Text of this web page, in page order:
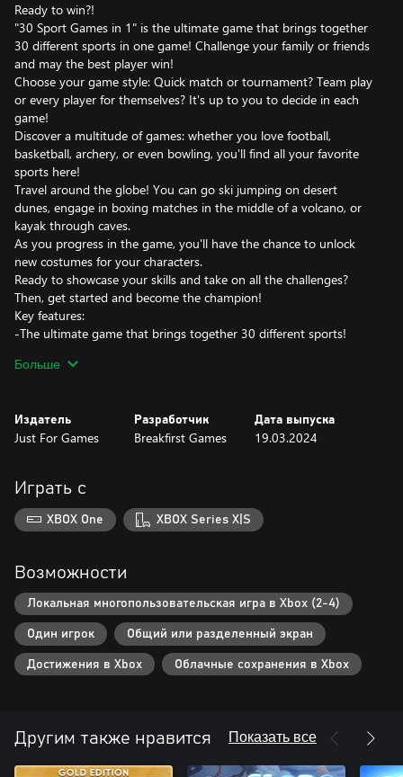
Ready to win?!
"30 Sport Games in 1" is the ultimate game that brings together
30 different sports in one game! Challenge your family or friends
and may the best player win!
Choose your game style: Quick match or tournament? Team play
or every player for themselves? It's up to you to decide in each
game!
Discover a multitude of games: whether you love football,
basketball, archery, or even bowling, you'll find all your favorite
sports here!
Travel around the globe! You can go ski jumping on desert
dunes, engage in boxing matches in the middle of a volcano, or
kayak through caves.
As you progress in the game, you'll have the chance to unlock
new costumes for your characters.
Ready to showcase your skills and take on all the challenges?
Then, get started and become the champion!
Key features:
-The ultimate game that brings together 30 different sports!
-Multiple game modes available : Quick match or Tournament /
countries
-Unlock new costumes for your characters.
Больше
Издатель
Just For Games
Разработчик
Breakfirst Games
Дата выпуска
19.03.2024
Играть с
XBOX One XBOX Series X|S
Возможности
Локальная многопользовательская игра в Xbox (2-4)
Один игрок Общий или разделенный экран
Достижения в Xbox Облачные сохранения в Xbox
Другим также нравится Показать все